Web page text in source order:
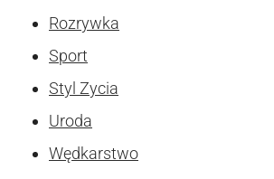
Rozrywka
Sport
Styl Zycia
Uroda
Wędkarstwo